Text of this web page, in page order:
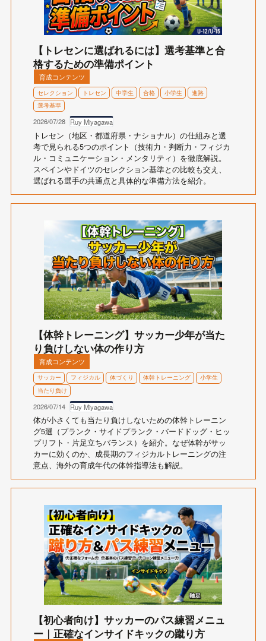
【トレセンに選ばれるには】選考基準と合
格するための準備ポイント
育成コンテンツ
セレクション トレセン 中学生 合格 小学生
進路
選考基準
2026/07/28 Ruy Miyagawa
トレセン（地区・都道府県・ナショナル）の仕組みと選
考で見られる5つのポイント（技術力・判断力・フィジカ
ル・コミュニケーション・メンタリティ）を徹底解説。
スペインやドイツのセレクション基準との比較も交え、
選ばれる選手の共通点と具体的な準備方法を紹介。
【体幹トレーニング】サッカー少年が当た
り負けしない体の作り方
育成コンテンツ
サッカー フィジカル 体づくり 体幹トレーニング
小学生
当たり負け
2026/07/14 Ruy Miyagawa
体が小さくても当たり負けしないための体幹トレーニン
グ5選（プランク・サイドプランク・バードドッグ・ヒッ
プリフト・片足立ちバランス）を紹介。なぜ体幹がサッ
カーに効くのか、成長期のフィジカルトレーニングの注
意点、海外の育成年代の体幹指導法も解説。
【初心者向け】サッカーのパス練習メニュ
ー｜正確なインサイドキックの蹴り方